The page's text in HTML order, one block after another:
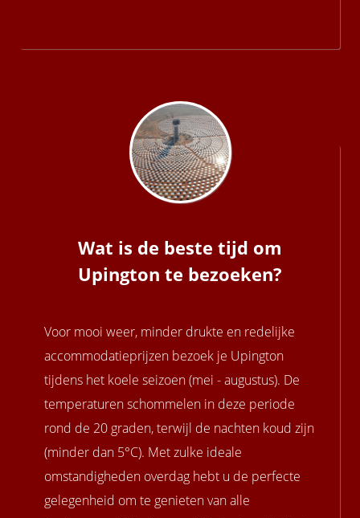
Wat is de beste tijd om
Upington te bezoeken?
Voor mooi weer, minder drukte en redelijke
accommodatieprijzen bezoek je Upington
tijdens het koele seizoen (mei - augustus). De
temperaturen schommelen in deze periode
rond de 20 graden, terwijl de nachten koud zijn
(minder dan 5°C). Met zulke ideale
omstandigheden overdag hebt u de perfecte
gelegenheid om te genieten van alle